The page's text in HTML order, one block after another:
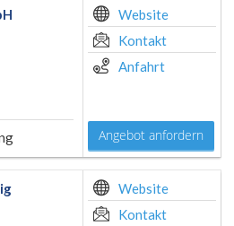
Website
Kontakt
Anfahrt
Angebot anfordern
Website
Kontakt